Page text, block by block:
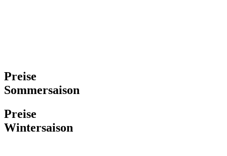
Preise
Sommersaison
Preise
Wintersaison